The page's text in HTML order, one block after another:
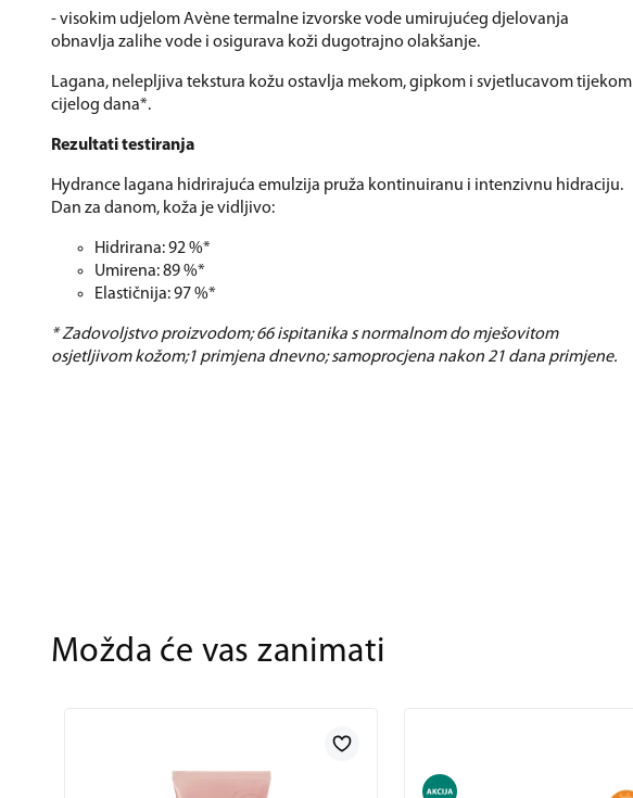
- visokim udjelom Avène termalne izvorske vode umirujućeg djelovanja
obnavlja zalihe vode i osigurava koži dugotrajno olakšanje.
Lagana, nelepljiva tekstura kožu ostavlja mekom, gipkom i svjetlucavom tijekom
cijelog dana*.
Rezultati testiranja
Hydrance lagana hidrirajuća emulzija pruža kontinuiranu i intenzivnu hidraciju.
Dan za danom, koža je vidljivo:
Hidrirana: 92 %*
Umirena: 89 %*
Elastičnija: 97 %*
* Zadovoljstvo proizvodom; 66 ispitanika s normalnom do mješovitom
osjetljivom kožom;1 primjena dnevno; samoprocjena nakon 21 dana primjene.
Možda će vas zanimati